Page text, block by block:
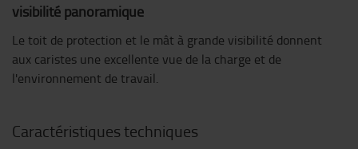
visibilité panoramique
Le toit de protection et le mât à grande visibilité donnent
aux caristes une excellente vue de la charge et de
l'environnement de travail.
Caractéristiques techniques